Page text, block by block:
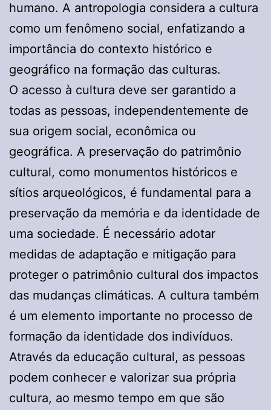
humano. A antropologia considera a cultura
como um fenômeno social, enfatizando a
importância do contexto histórico e
geográfico na formação das culturas.
O acesso à cultura deve ser garantido a
todas as pessoas, independentemente de
sua origem social, econômica ou
geográfica. A preservação do patrimônio
cultural, como monumentos históricos e
sítios arqueológicos, é fundamental para a
preservação da memória e da identidade de
uma sociedade. É necessário adotar
medidas de adaptação e mitigação para
proteger o patrimônio cultural dos impactos
das mudanças climáticas. A cultura também
é um elemento importante no processo de
formação da identidade dos indivíduos.
Através da educação cultural, as pessoas
podem conhecer e valorizar sua própria
cultura, ao mesmo tempo em que são